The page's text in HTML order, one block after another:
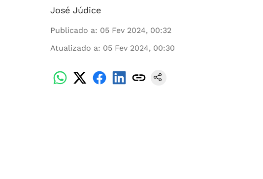
José Júdice
Publicado a: 05 Fev 2024, 00:32
Atualizado a: 05 Fev 2024, 00:30